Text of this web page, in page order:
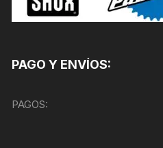
PAGO Y ENVÍOS:
PAGOS: